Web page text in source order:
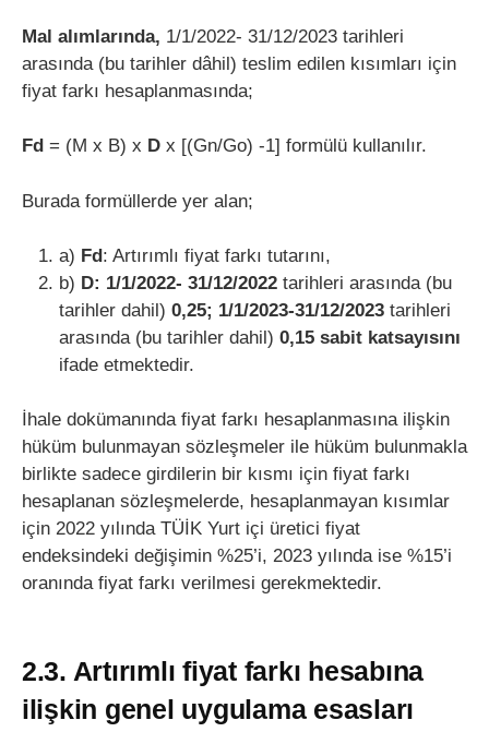
Mal alımlarında, 1/1/2022- 31/12/2023 tarihleri
arasında (bu tarihler dâhil) teslim edilen kısımları için
fiyat farkı hesaplanmasında;
Fd = (M x B) x D x [(Gn/Go) -1] formülü kullanılır.
Burada formüllerde yer alan;
a) Fd: Artırımlı fiyat farkı tutarını,
b) D: 1/1/2022- 31/12/2022 tarihleri arasında (bu
tarihler dahil) 0,25; 1/1/2023-31/12/2023 tarihleri
arasında (bu tarihler dahil) 0,15 sabit katsayısını
ifade etmektedir.
İhale dokümanında fiyat farkı hesaplanmasına ilişkin
hüküm bulunmayan sözleşmeler ile hüküm bulunmakla
birlikte sadece girdilerin bir kısmı için fiyat farkı
hesaplanan sözleşmelerde, hesaplanmayan kısımlar
için 2022 yılında TÜİK Yurt içi üretici fiyat
endeksindeki değişimin %25’i, 2023 yılında ise %15’i
oranında fiyat farkı verilmesi gerekmektedir.
2.3. Artırımlı fiyat farkı hesabına
ilişkin genel uygulama esasları